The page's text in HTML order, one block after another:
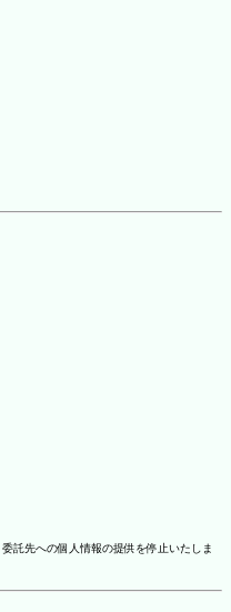
託先への個人情報の提供を停止いたしま